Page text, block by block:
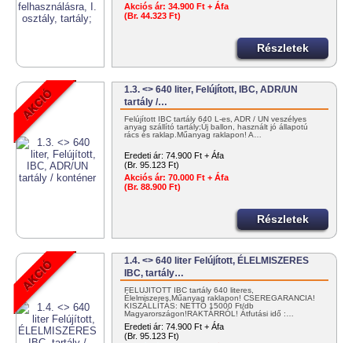
Akciós ár: 34.900 Ft + Áfa
(Br. 44.323 Ft)
Részletek
1.3. <> 640 liter, Felújított, IBC, ADR/UN
tartály /…
Felújított IBC tartály 640 L-es, ADR / UN veszélyes
anyag szállító tartály;Új ballon, használt jó állapotú
rács és raklap.Műanyag raklapon! A…
Eredeti ár: 74.900 Ft + Áfa
(Br. 95.123 Ft)
Akciós ár: 70.000 Ft + Áfa
(Br. 88.900 Ft)
Részletek
1.4. <> 640 liter Felújított, ÉLELMISZERES
IBC, tartály…
FELÚJÍTOTT IBC tartály 640 literes,
Élelmiszeres,Műanyag raklapon! CSEREGARANCIA!
KISZÁLLÍTÁS: NETTÓ 15000 Ft/db
Magyarországon!RAKTÁRRÓL! Átfutási idő :…
Eredeti ár: 74.900 Ft + Áfa
(Br. 95.123 Ft)